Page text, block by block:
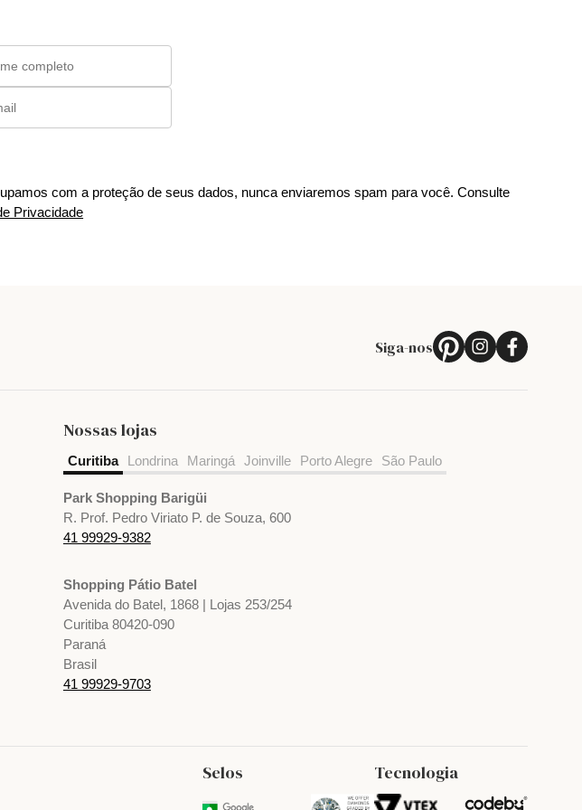
com a proteção de seus dados, nunca enviaremos spam para você. Consulte
Privacidade
Siga-nos
Nossas lojas
Curitiba Londrina Maringá Joinville Porto Alegre São Paulo
Park Shopping Barigüi
R. Prof. Pedro Viriato P. de Souza, 600
41 99929-9382
Shopping Pátio Batel
Avenida do Batel, 1868 | Lojas 253/254
Curitiba 80420-090
Paraná
Brasil
41 99929-9703
Selos Tecnologia